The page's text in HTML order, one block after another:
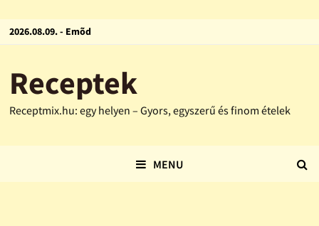
2026.08.09. - Emõd
Receptek
Receptmix.hu: egy helyen – Gyors, egyszerű és finom ételek
MENU